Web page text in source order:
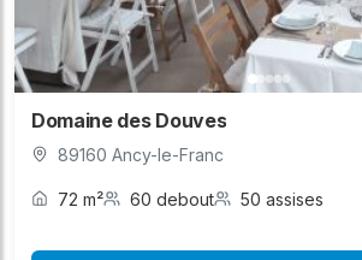
Domaine des Douves
89160 Ancy-le-Franc
72 m² 60 debout 50 assises